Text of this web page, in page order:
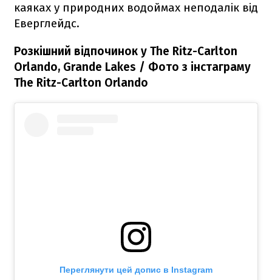
каяках у природних водоймах неподалік від
Еверглейдс.
Розкішний відпочинок у The Ritz-Carlton
Orlando, Grande Lakes / Фото з інстаграму
The Ritz-Carlton Orlando
Переглянути цей допис в Instagram